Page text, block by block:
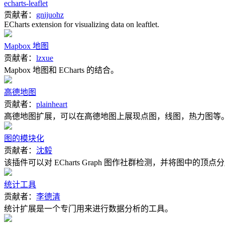
echarts-leaflet
贡献者： gnijuohz
ECharts extension for visualizing data on leaftlet.
Mapbox 地图
贡献者： lzxue
Mapbox 地图和 ECharts 的结合。
高德地图
贡献者： plainheart
高德地图扩展，可以在高德地图上展现点图，线图，热力图等。
图的模块化
贡献者： 沈毅
该插件可以对 ECharts Graph 图作社群检测，并将图中的顶点分
统计工具
贡献者： 李德清
统计扩展是一个专门用来进行数据分析的工具。